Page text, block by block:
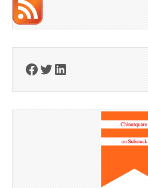
Facebook
Twitter
LinkedIn